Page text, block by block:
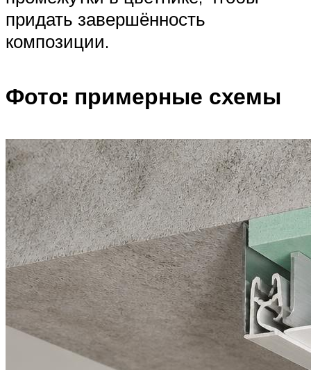
придать завершённость
композиции.
Фото: примерные схемы